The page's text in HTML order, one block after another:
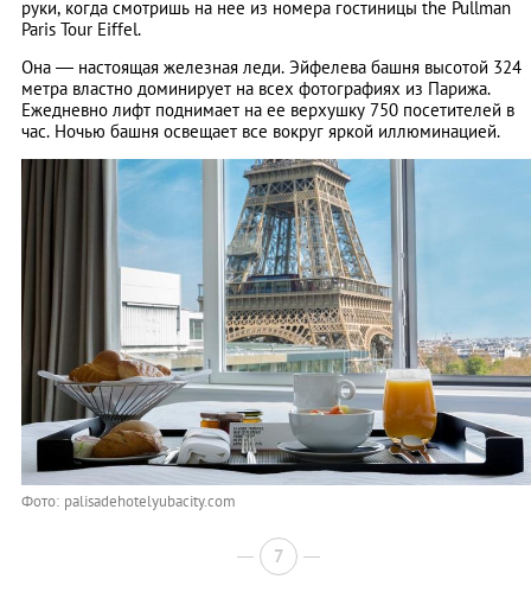
руки, когда смотришь на нее из номера гостиницы the Pullman
Paris Tour Eiffel.
Она — настоящая железная леди. Эйфелева башня высотой 324
метра властно доминирует на всех фотографиях из Парижа.
Ежедневно лифт поднимает на ее верхушку 750 посетителей в
час. Ночью башня освещает все вокруг яркой иллюминацией.
Фото: palisadehotelyubacity.com
7